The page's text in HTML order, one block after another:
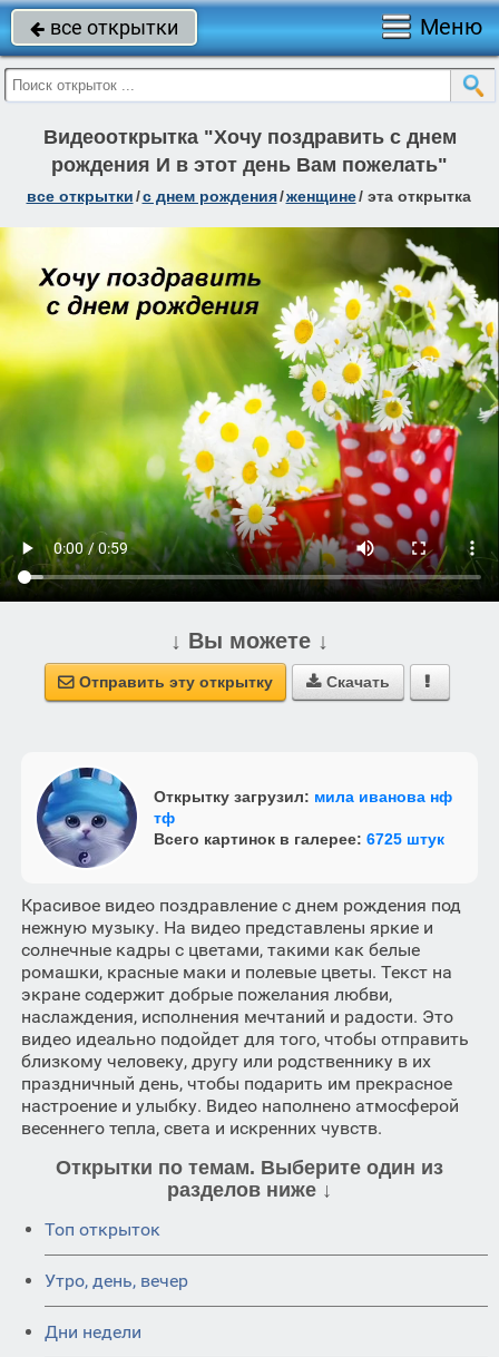
 все открытки Меню
Видеооткрытка "Хочу поздравить с днем
рождения И в этот день Вам пожелать"
все открытки/c днем рождения/женщине/ эта открытка
↓ Вы можете ↓
 Отправить эту открытку  Скачать 
Открытку загрузил: мила иванова нф
тф
Всего картинок в галерее: 6725 штук
Красивое видео поздравление с днем рождения под
нежную музыку. На видео представлены яркие и
солнечные кадры с цветами, такими как белые
ромашки, красные маки и полевые цветы. Текст на
экране содержит добрые пожелания любви,
наслаждения, исполнения мечтаний и радости. Это
видео идеально подойдет для того, чтобы отправить
близкому человеку, другу или родственнику в их
праздничный день, чтобы подарить им прекрасное
настроение и улыбку. Видео наполнено атмосферой
весеннего тепла, света и искренних чувств.
Открытки по темам. Выберите один из
разделов ниже ↓
Топ открыток
Утро, день, вечер
Дни недели